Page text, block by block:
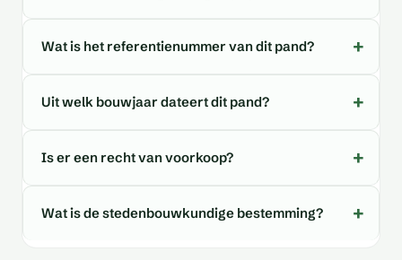
Wat is het referentienummer van dit pand?
Uit welk bouwjaar dateert dit pand?
Is er een recht van voorkoop?
Wat is de stedenbouwkundige bestemming?